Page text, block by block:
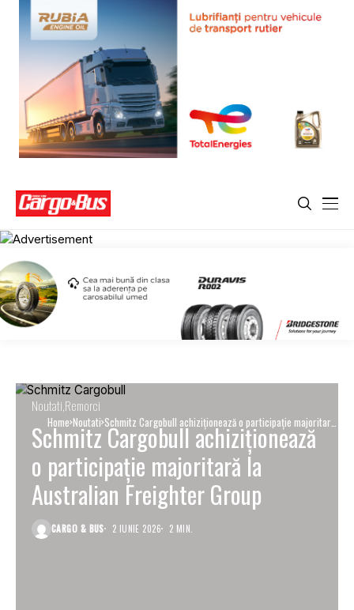
Home Noutati Schmitz Cargobull achiziționează o participație majoritară
la Australian Freighter Group
Noutati Remorci
Schmitz Cargobull achiziționează
o participație majoritară la
Australian Freighter Group
CARGO & BUS 2 IUNIE 2026 2 MIN.